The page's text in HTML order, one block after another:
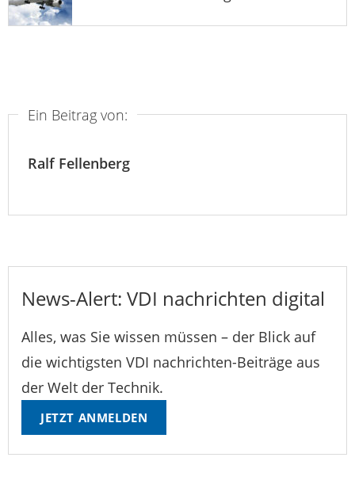
Ein Beitrag von:
Ralf Fellenberg
News-Alert: VDI nachrichten digital
Alles, was Sie wissen müssen – der Blick auf
die wichtigsten VDI nachrichten-Beiträge aus
der Welt der Technik.
JETZT ANMELDEN